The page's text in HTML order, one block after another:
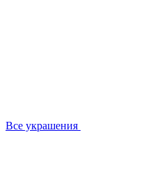
Все украшения